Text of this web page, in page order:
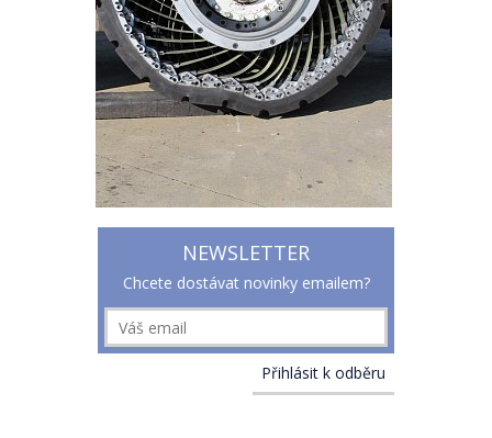
NEWSLETTER
Chcete dostávat novinky emailem?